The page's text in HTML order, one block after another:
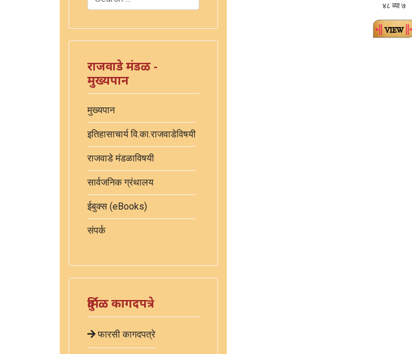
राजवाडे मंडळ -
मुख्यपान
मुख्यपान
इतिहासाचार्य वि.का.राजवाडेविषयी
राजवाडे मंडळाविषयी
सार्वजनिक ग्रंथालय
ईबुक्स (eBooks)
संपर्क
दुर्मिळ कागदपत्रे
फारसी कागदपत्रे
४८ व्या ७